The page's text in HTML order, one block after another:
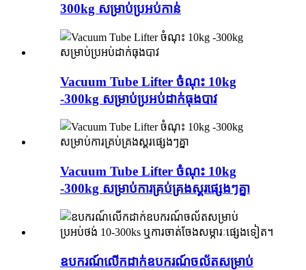
300kg សម្រាប់ប្រអប់កាន់
Vacuum Tube Lifter ចំណុះ 10kg
-300kg សម្រាប់ប្រអប់ដាក់ធុងបាវ
Vacuum Tube Lifter ចំណុះ 10kg
-300kg សម្រាប់ការគ្រប់គ្រងស្គរផ្សេងៗគ្នា
ឧបករណ៍លើកដាក់ឧបករណ៍ចល័តសម្រាប់